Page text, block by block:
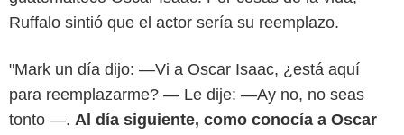
Ruffalo sintió que el actor sería su reemplazo.
"Mark un día dijo: —Vi a Oscar Isaac, ¿está aquí
para reemplazarme? — Le dije: —Ay no, no seas
tonto —. Al día siguiente, como conocía a Oscar